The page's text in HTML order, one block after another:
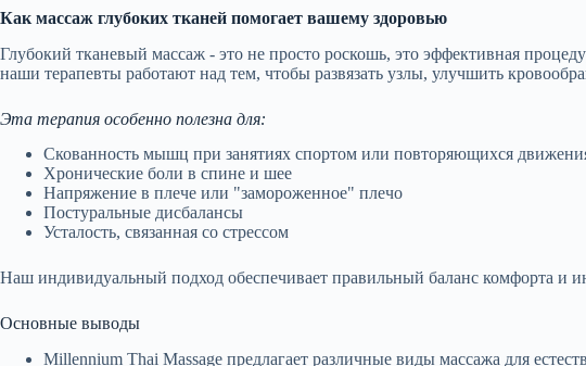
Как массаж глубоких тканей помогает вашему здоровью
Глубокий тканевый массаж - это не просто роскошь, это эффективная
наши терапевты работают над тем, чтобы развязать узлы, улучшить
Эта терапия особенно полезна для:
Скованность мышц при занятиях спортом или повторяющихся
Хронические боли в спине и шее
Напряжение в плече или "замороженное" плечо
Постуральные дисбалансы
Усталость, связанная со стрессом
Наш индивидуальный подход обеспечивает правильный баланс комфорта и
Основные выводы
Millennium Thai Massage предлагает различные виды массажа для